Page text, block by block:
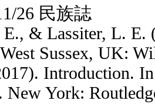
26 民族誌
& Lassiter, L. E.
Sussex, UK:
Introduction.
New York: